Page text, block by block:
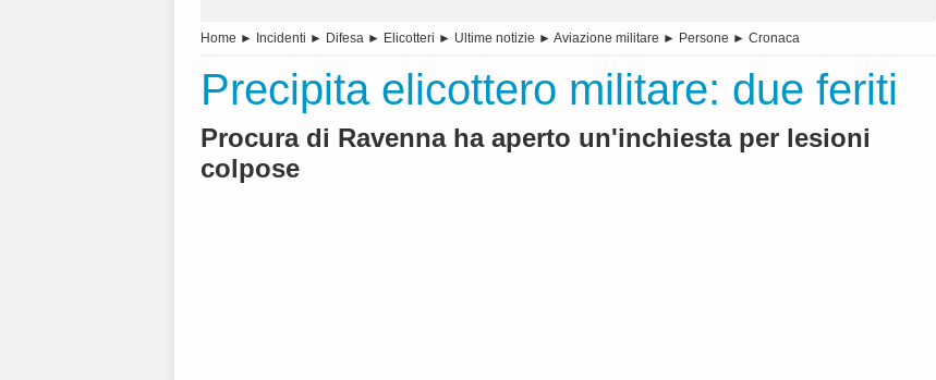
Home ► Incidenti ► Difesa ► Elicotteri ► Ultime notizie ► Aviazione militare ► Persone ► Cronaca
Precipita elicottero militare: due feriti
Procura di Ravenna ha aperto un'inchiesta per lesioni
colpose